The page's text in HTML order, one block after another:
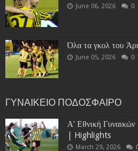
June 06, 2026 0
Όλα τα γκολ του
June 05, 2026 0
ΓΥΝΑΙΚΕΙΟ ΠΟΔΟΣΦΑΙΡΟ
Α' Εθνική
| Highlights
March 29, 2026